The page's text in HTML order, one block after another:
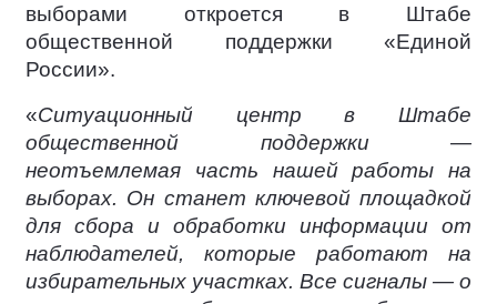
выборами откроется в Штабе
общественной поддержки «Единой
России».
«Ситуационный центр в Штабе
общественной поддержки —
неотъемлемая часть нашей работы на
выборах. Он станет ключевой площадкой
для сбора и обработки информации от
наблюдателей, которые работают на
избирательных участках. Все сигналы — о